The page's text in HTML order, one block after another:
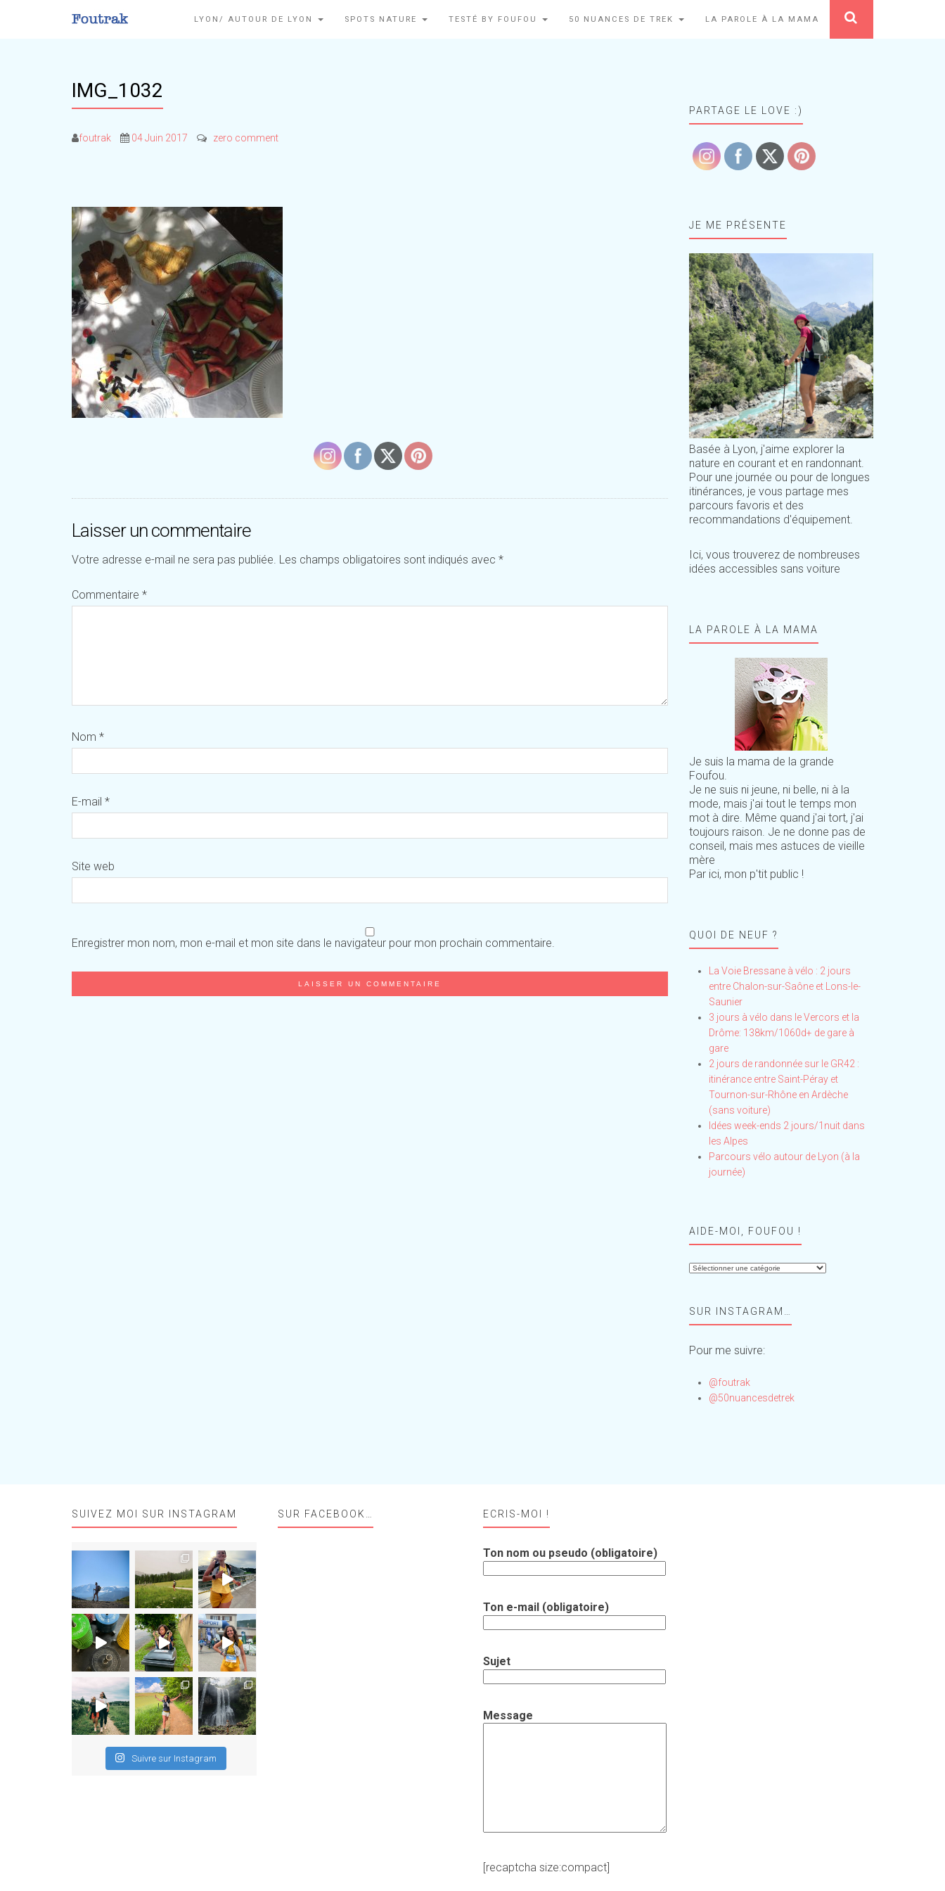
LYON/ AUTOUR DE LYON SPOTS NATURE TESTÉ BY FOUFOU 50 NUANCES DE TREK LA PAROLE À LA MAMA
IMG_1032
foutrak 04 Juin 2017 zero comment
Laisser un commentaire
Votre adresse e-mail ne sera pas publiée. Les champs obligatoires sont indiqués avec *
Commentaire *
Nom *
E-mail *
Site web
Enregistrer mon nom, mon e-mail et mon site dans le navigateur pour mon prochain commentaire.
PARTAGE LE LOVE :)
JE ME PRÉSENTE
Basée à Lyon, j'aime explorer la
nature en courant et en randonnant.
Pour une journée ou pour de longues
itinérances, je vous partage mes
parcours favoris et des
recommandations d'équipement.
Ici, vous trouverez de nombreuses
idées accessibles sans voiture
LA PAROLE À LA MAMA
Je suis la mama de la grande
Foufou.
Je ne suis ni jeune, ni belle, ni à la
mode, mais j'ai tout le temps mon
mot à dire. Même quand j'ai tort, j'ai
toujours raison. Je ne donne pas de
conseil, mais mes astuces de vieille
mère
Par ici, mon p'tit public !
QUOI DE NEUF ?
La Voie Bressane à vélo : 2 jours
entre Chalon-sur-Saône et Lons-le-
Saunier
3 jours à vélo dans le Vercors et la
Drôme: 138km/1060d+ de gare à
gare
2 jours de randonnée sur le GR42 :
itinérance entre Saint-Péray et
Tournon-sur-Rhône en Ardèche
(sans voiture)
Idées week-ends 2 jours/1nuit dans
les Alpes
Parcours vélo autour de Lyon (à la
journée)
AIDE-MOI, FOUFOU !
Aide-
!SUR INSTAGRAM…
Pour me suivre:
@foutrak
@50nuancesdetrek
SUIVEZ MOI SUR INSTAGRAM
Suivre sur Instagram
SUR FACEBOOK… ECRIS-MOI !
Ton nom ou pseudo (obligatoire)
Ton e-mail (obligatoire)
Sujet
Message
[recaptcha size:compact]